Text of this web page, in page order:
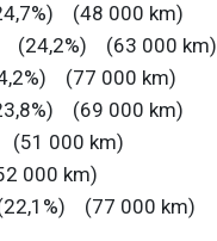
(48 000 km)
(24,2%) (63 000 km)
(77 000 km)
(69 000 km)
(51 000 km)
000 km)
(77 000 km)